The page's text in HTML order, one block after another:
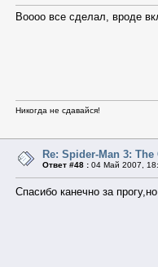
Воооо все сделал, вроде
Никогда не сдавайся!
Re: Spider-Man 3: The
Ответ #48 : 04 Май 2007,
Спасибо канечно за